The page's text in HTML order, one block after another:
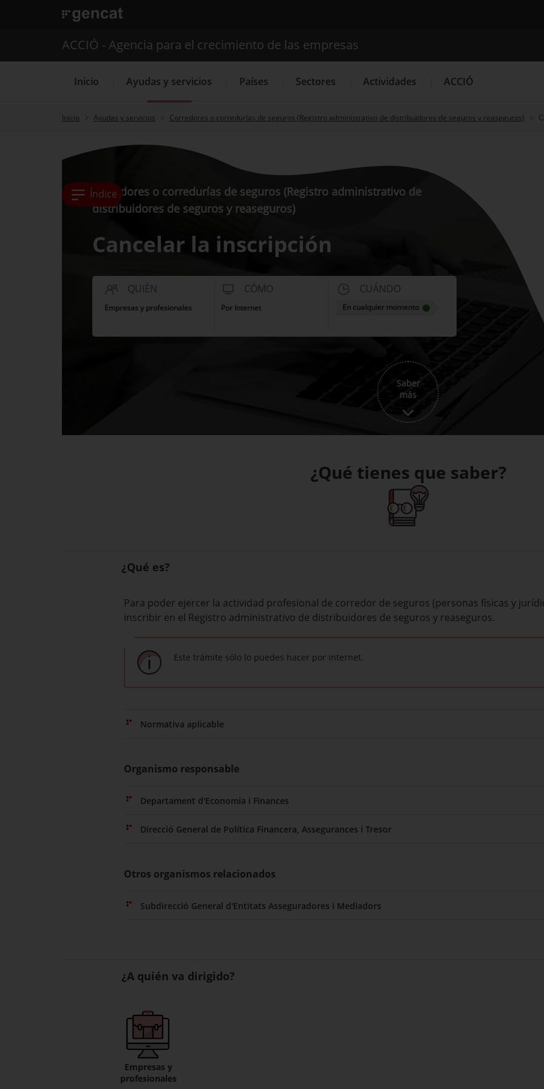
. Abrir en una nueva ventana.
Buscador
ACCIÓ - Agencia para el crecimiento de las empresas
Inicio Ayudas y servicios Países Sectores Actividades ACCIÓ
Inicio Ayudas y servicios Corredores o corredurías de seguros (Registro administrativo de distribuidores de seguros y reaseguros)
Índice
Corredores o corredurías de seguros (Registro administrativo de
distribuidores de seguros y reaseguros)
Cancelar la inscripción
QUIÉN
Empresas y profesionales
CÓMO
Por Internet
CUÁNDO
En cualquier momento
Saber
más
¿Qué tienes que saber?
¿Qué es?
Para poder ejercer la actividad profesional de corredor de seguros (personas físicas y
inscribir en el Registro administrativo de distribuidores de seguros y reaseguros.
Este trámite sólo lo puedes hacer por internet.
Normativa aplicable
Organismo responsable
Departament d'Economia i Finances
Direcció General de Política Financera, Assegurances i Tresor
Otros organismos relacionados
Subdirecció General d'Entitats Asseguradores i Mediadors
¿A quién va dirigido?
Empresas y
profesionales